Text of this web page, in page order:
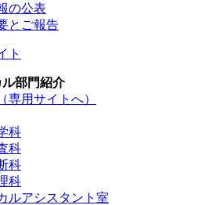
の公表
とご報告
ト
部門紹介
専用サイトへ）
科
科
科
科
ルアシスタント室